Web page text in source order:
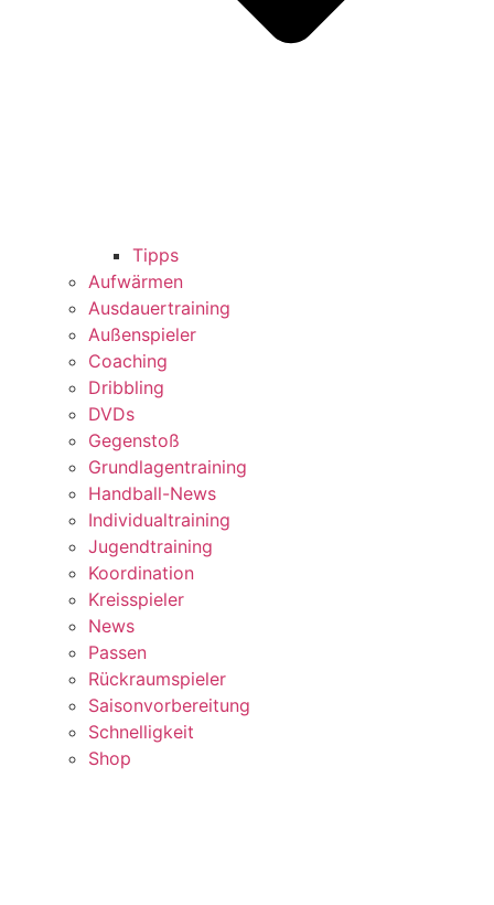
Tipps
Aufwärmen
Ausdauertraining
Außenspieler
Coaching
Dribbling
DVDs
Gegenstoß
Grundlagentraining
Handball-News
Individualtraining
Jugendtraining
Koordination
Kreisspieler
News
Passen
Rückraumspieler
Saisonvorbereitung
Schnelligkeit
Shop